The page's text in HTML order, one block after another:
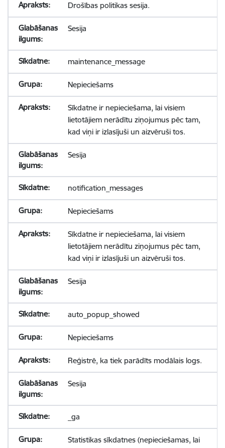
Drošības politikas sesija.
Sesija
maintenance_message
Nepieciešams
Sīkdatne ir nepieciešama, lai visiem
lietotājiem nerādītu ziņojumus pēc tam,
kad viņi ir izlasījuši un aizvēruši tos.
Sesija
notification_messages
Nepieciešams
Sīkdatne ir nepieciešama, lai visiem
lietotājiem nerādītu ziņojumus pēc tam,
kad viņi ir izlasījuši un aizvēruši tos.
Sesija
auto_popup_showed
Nepieciešams
Reģistrē, ka tiek parādīts modālais logs.
Sesija
_ga
Statistikas sīkdatnes (nepieciešamas, lai